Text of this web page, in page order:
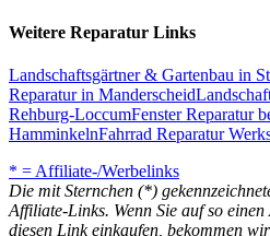
Weitere Reparatur Links
Landschaftsgärtner & Gartenbau in
Reparatur in Manderscheid
Rehburg-LoccumFenster Reparatur
HamminkelnFahrrad Reparatur
* = Affiliate-/Werbelinks
Die mit Sternchen (*)
Affiliate-Links. Wenn Sie auf so
diesen Link einkaufen, bekommen